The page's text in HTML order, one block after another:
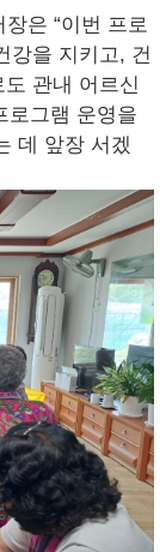
은 “이번 프로
강을 지키고, 건
도 관내 어르신
로그램 운영을
데 앞장 서겠